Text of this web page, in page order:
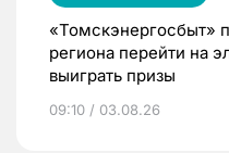
«Томскэнергосбыт»
региона перейти на
выиграть призы
09:10 / 03.08.26